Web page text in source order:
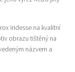
Iridesse na kvalitní
obrazu tištěný na
názvem a